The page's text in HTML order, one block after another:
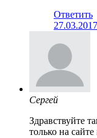
Ответить
27.03.2017
Сергей
Здравствуйте
только на